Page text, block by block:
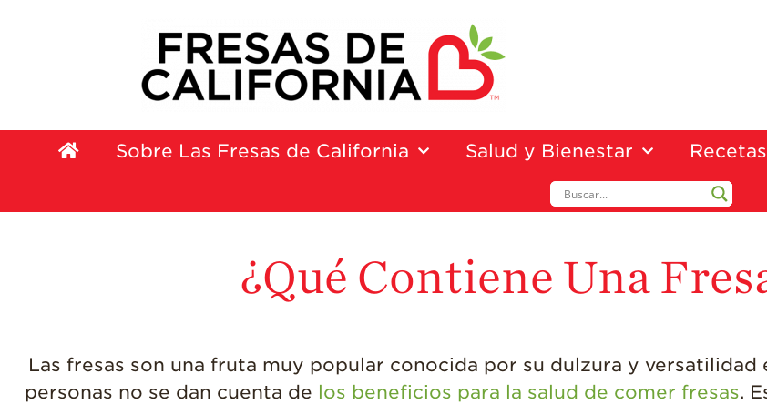
Sobre Las Fresas de California Salud y Bienestar Recetas
¿Qué Contiene Una
Las fresas son una fruta muy popular conocida por su dulzura y versatilidad
personas no se dan cuenta de los beneficios para la salud de comer fresas.